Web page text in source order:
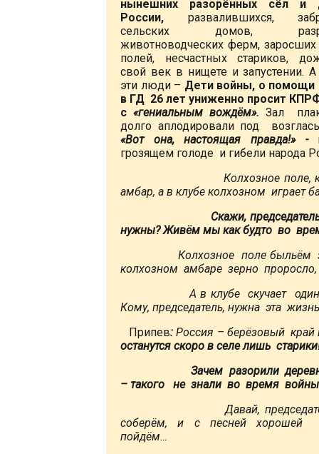
нынешних разорённых сёл и
России, развалившихся,
сельских домов,
животноводческих ферм,
полей, несчастных стариков,
свой век в нищете и запустении.
эти люди – Дети войны, о
в ГД 26 лет униженно просит
с «гениальным вождём». Зал
долго аплодировали под
«Вот она, настоящая правда!» -
грозящем голоде и гибели народа
Колхозное поле,
амбар, а в клубе колхозном играет
Скажи,
нужны? Живём мы как будто во
Колхозное поле быльём
колхозном амбаре зерно проросло,
А в клубе скучает один
Кому, председатель, нужна эта
Припев:Россия – берёзовый край
останутся скоро в селе лишь
Зачем разорили деревни
– такого не знали во время
Давай,
соберём, и с песней хорошей
пойдём…